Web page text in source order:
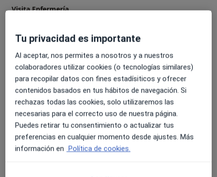
Visita Enfermería
Lavados sonda vesical (irrigación)
Desde 15 € Detalles
Vacuna de la tosferina
Detalles
Vacuna de la rubéola
Detalles
Tu privacidad es importante
Al aceptar, nos permites a nosotros y a nuestros
colaboradores utilizar cookies (o tecnologías similares)
para recopilar datos con fines estadísiticos y ofrecer
contenidos basados en tus hábitos de navegación. Si
rechazas todas las cookies, solo utilizaremos las
necesarias para el correcto uso de nuestra página.
Puedes retirar tu consentimiento o actualizar tus
preferencias en cualquier momento desde ajustes. Más
información en Política de cookies.